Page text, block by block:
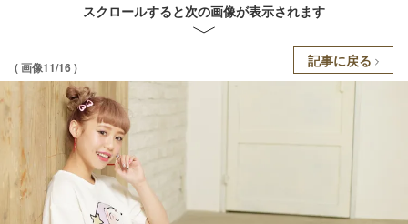
スクロールすると次の画像が表示されます
( 画像11/16 ) 記事に戻る